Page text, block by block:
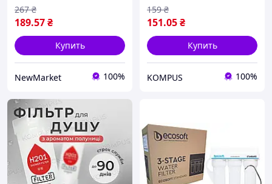
189.57₴
267 ₴
Купить
NewMarket 100%
151.05₴
159 ₴
Купить
KOMPUS 100%